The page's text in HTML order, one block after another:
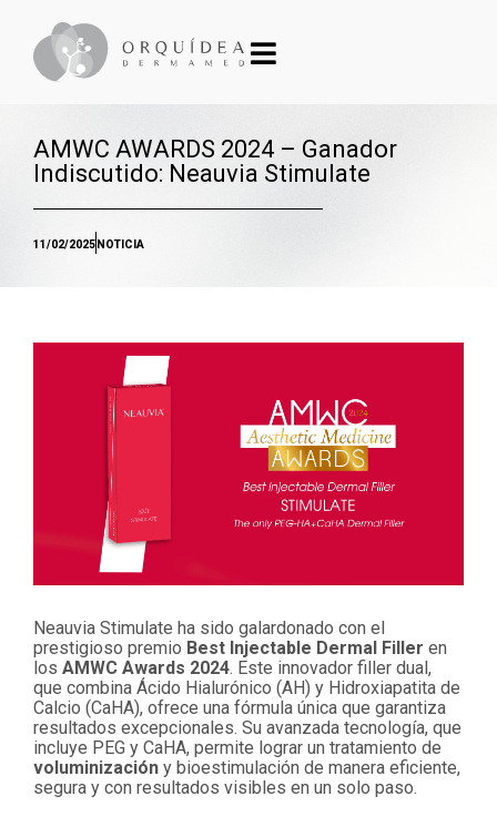
AMWC AWARDS 2024 – Ganador
Indiscutido: Neauvia Stimulate
11/02/2025 NOTICIA
Neauvia Stimulate ha sido galardonado con el
prestigioso premio Best Injectable Dermal Filler en
los AMWC Awards 2024. Este innovador filler dual,
que combina Ácido Hialurónico (AH) y Hidroxiapatita de
Calcio (CaHA), ofrece una fórmula única que garantiza
resultados excepcionales. Su avanzada tecnología, que
incluye PEG y CaHA, permite lograr un tratamiento de
voluminización y bioestimulación de manera eficiente,
segura y con resultados visibles en un solo paso.